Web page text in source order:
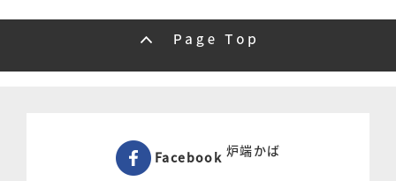
Facebook 炉端かば